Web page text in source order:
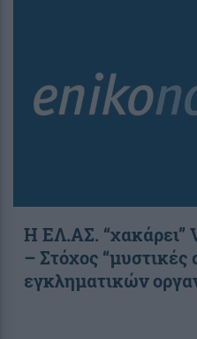
Η ΕΛ.ΑΣ. “χακάρει”
– Στόχος “μυστικές
εγκληματικών